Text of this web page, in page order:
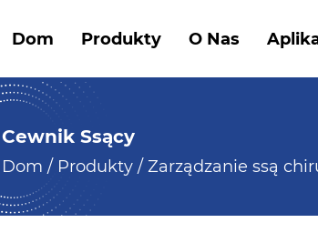
Dom Produkty O Nas
Cewnik Ssący
Dom / Produkty/ Zarządzanie ssą